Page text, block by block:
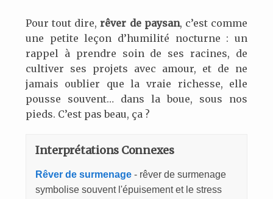
Pour tout dire,rêver de paysan, c’est comme
une petite leçon d’humilité nocturne : un
rappel à prendre soin de ses racines, de
cultiver ses projets avec amour, et de ne
jamais oublier que la vraie richesse, elle
pousse souvent… dans la boue, sous nos
pieds. C’est pas beau, ça ?
Interprétations Connexes
Rêver de surmenage- rêver de surmenage
symbolise souvent l'épuisement et le stress